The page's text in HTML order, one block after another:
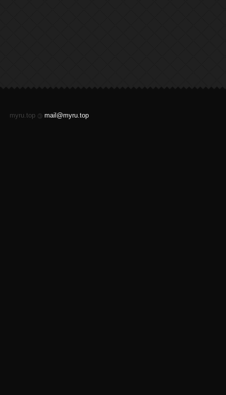
myru.top © mail@myru.top